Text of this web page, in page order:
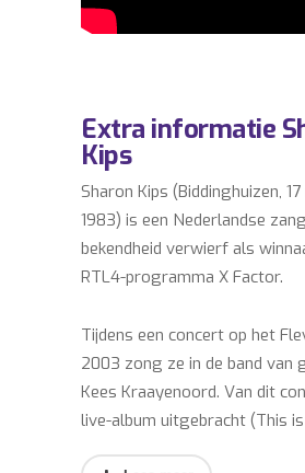
Extra informatie
Kips
Sharon Kips (Biddinghuizen,
1983) is een Nederlandse
bekendheid verwierf als
RTL4-programma X Factor.
Tijdens een concert op het
2003 zong ze in de band van
Kees Kraayenoord. Van dit
live-album uitgebracht (This